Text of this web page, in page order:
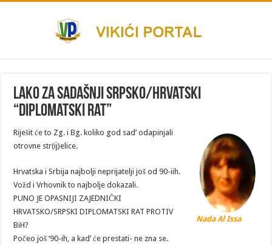
Lako za sadašnji srpsko/hrvatski
“diplomatski rat”
Nada Al Issa
Riješit će to Zg. i Bg. koliko god sad’ odapinjali
otrovne str(ij)elice.
Hrvatska i Srbija najbolji neprijatelji još od 90-iih.
Vožd i Vrhovnik to najbolje dokazali.
PUNO JE OPASNIJI ZAJEDNIČKI
HRVATSKO/SRPSKI DIPLOMATSKI RAT PROTIV
BiH?
Počeo još ‘90-ih, a kad’ će prestati- ne zna se.